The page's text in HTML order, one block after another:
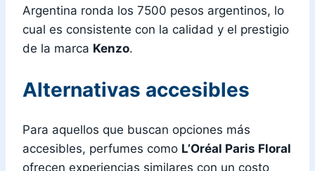
Argentina ronda los 7500 pesos argentinos, lo
cual es consistente con la calidad y el prestigio
de la marca Kenzo.
Alternativas accesibles
Para aquellos que buscan opciones más
accesibles, perfumes como L’Oréal Paris Floral
ofrecen experiencias similares con un costo